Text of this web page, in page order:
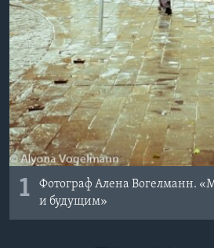
1
Фотограф Алена Вогелманн.
и будущим»